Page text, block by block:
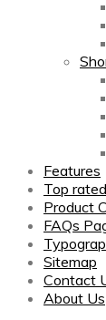
Features
Top
Product
FAQs
Sitemap
Contact
About Us